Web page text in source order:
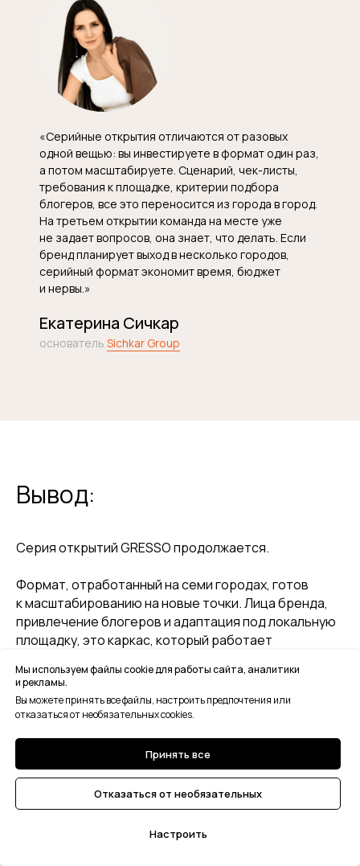
Мы используем файлы cookie для работы сайта, аналитики
и рекламы.
Вы можете принять все файлы, настроить предпочтения или
отказаться от необязательных cookies.
Принять все
Отказаться от необязательных
Настроить
«Серийные открытия отличаются от разовых
одной вещью: вы инвестируете в формат один раз,
а потом масштабируете. Сценарий, чек-листы,
требования к площадке, критерии подбора
блогеров, все это переносится из города в город.
На третьем открытии команда на месте уже
не задает вопросов, она знает, что делать. Если
бренд планирует выход в несколько городов,
серийный формат экономит время, бюджет
и нервы.»
Екатерина Сичкар
основатель Sichkar Group
Вывод:
Серия открытий GRESSO продолжается.
Формат, отработанный на семи городах, готов
к масштабированию на новые точки. Лица бренда,
привлечение блогеров и адаптация под локальную
площадку, это каркас, который работает
ЗАКАЗАТЬ
БЕСПЛАТНУЮ
ОНЛАЙН-
конкретной задаче